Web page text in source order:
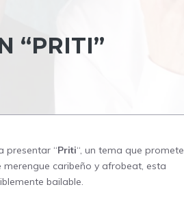
“PRITI”
presentar “Priti“, un tema que promete
caribeño y afrobeat, esta
bailable.